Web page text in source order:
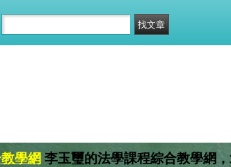
學網 李玉璽的法學課程綜合教學網